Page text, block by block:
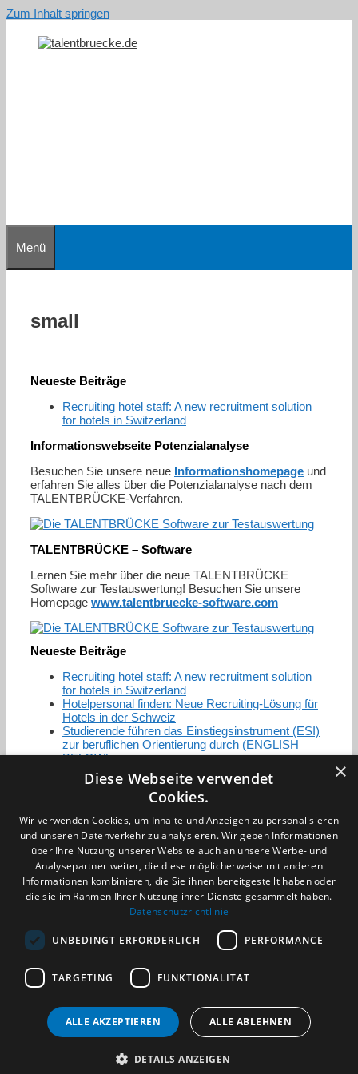
Zum Inhalt springen
Menü
small
Neueste Beiträge
Recruiting hotel staff: A new recruitment solution
for hotels in Switzerland
Informationswebseite Potenzialanalyse
Besuchen Sie unsere neue Informationshomepage und
erfahren Sie alles über die Potenzialanalyse nach dem
TALENTBRÜCKE-Verfahren.
TALENTBRÜCKE – Software
Lernen Sie mehr über die neue TALENTBRÜCKE
Software zur Testauswertung! Besuchen Sie unsere
Homepage www.talentbruecke-software.com
Neueste Beiträge
Recruiting hotel staff: A new recruitment solution
for hotels in Switzerland
Hotelpersonal finden: Neue Recruiting-Lösung für
Hotels in der Schweiz
Studierende führen das Einstiegsinstrument (ESI)
zur beruflichen Orientierung durch (ENGLISH
BELOW)
Zertifizierung / Mitgliedschaften
Datenschutzerklärung
Benachrichtigungsservice
Kontakt und Anfahrt
(c) 2026 TALENTBRÜCKE GmbH & Co. KG
×
Diese Webseite verwendet
Cookies.
Wir verwenden Cookies, um Inhalte und Anzeigen zu personalisieren
und unseren Datenverkehr zu analysieren. Wir geben Informationen
über Ihre Nutzung unserer Website auch an unsere Werbe- und
Analysepartner weiter, die diese möglicherweise mit anderen
Informationen kombinieren, die Sie ihnen bereitgestellt haben oder
die sie im Rahmen Ihrer Nutzung ihrer Dienste gesammelt haben.
Datenschutzrichtlinie
UNBEDINGT ERFORDERLICH PERFORMANCE
TARGETING FUNKTIONALITÄT
ALLE AKZEPTIEREN ALLE ABLEHNEN
DETAILS ANZEIGEN